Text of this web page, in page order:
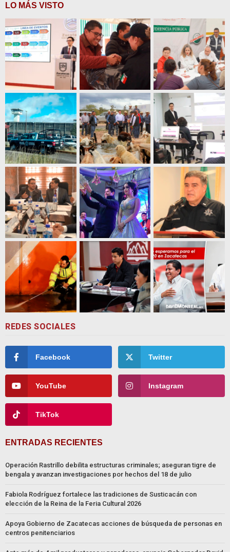
LO MÁS VISTO
REDES SOCIALES
Facebook Twitter
YouTube Instagram
TikTok
ENTRADAS RECIENTES
Operación Rastrillo debilita estructuras criminales; aseguran tigre de
bengala y avanzan investigaciones por hechos del 18 de julio
Fabiola Rodríguez fortalece las tradiciones de Susticacán con
elección de la Reina de la Feria Cultural 2026
Apoya Gobierno de Zacatecas acciones de búsqueda de personas en
centros penitenciarios